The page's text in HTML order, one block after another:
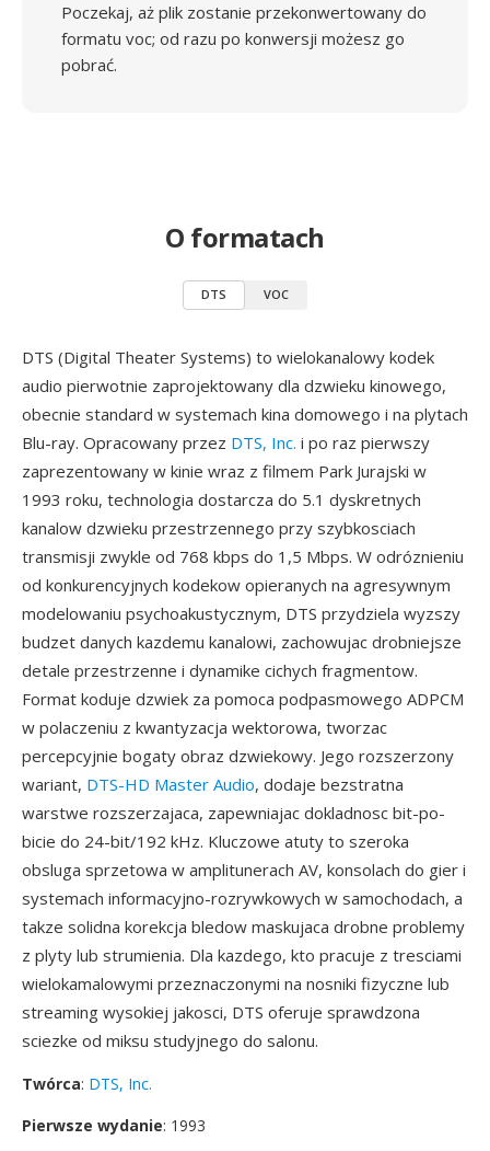
Poczekaj, aż plik zostanie przekonwertowany do
formatu voc; od razu po konwersji możesz go
pobrać.
O formatach
DTS VOC
DTS (Digital Theater Systems) to wielokanalowy kodek
audio pierwotnie zaprojektowany dla dzwieku kinowego,
obecnie standard w systemach kina domowego i na plytach
Blu-ray. Opracowany przez DTS, Inc. i po raz pierwszy
zaprezentowany w kinie wraz z filmem Park Jurajski w
1993 roku, technologia dostarcza do 5.1 dyskretnych
kanalow dzwieku przestrzennego przy szybkosciach
transmisji zwykle od 768 kbps do 1,5 Mbps. W odróznieniu
od konkurencyjnych kodekow opieranych na agresywnym
modelowaniu psychoakustycznym, DTS przydziela wyzszy
budzet danych kazdemu kanalowi, zachowujac drobniejsze
detale przestrzenne i dynamike cichych fragmentow.
Format koduje dzwiek za pomoca podpasmowego ADPCM
w polaczeniu z kwantyzacja wektorowa, tworzac
percepcyjnie bogaty obraz dzwiekowy. Jego rozszerzony
wariant, DTS-HD Master Audio, dodaje bezstratna
warstwe rozszerzajaca, zapewniajac dokladnosc bit-po-
bicie do 24-bit/192 kHz. Kluczowe atuty to szeroka
obsluga sprzetowa w amplitunerach AV, konsolach do gier i
systemach informacyjno-rozrywkowych w samochodach, a
takze solidna korekcja bledow maskujaca drobne problemy
z plyty lub strumienia. Dla kazdego, kto pracuje z tresciami
wielokamalowymi przeznaczonymi na nosniki fizyczne lub
streaming wysokiej jakosci, DTS oferuje sprawdzona
sciezke od miksu studyjnego do salonu.
Twórca: DTS, Inc.
Pierwsze wydanie: 1993